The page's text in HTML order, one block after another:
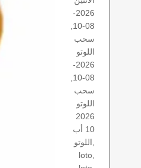
2026-
سحب
اللوتو
2026-
سحب
اللوتو
2026
10 أب
اللوتو,
loto,